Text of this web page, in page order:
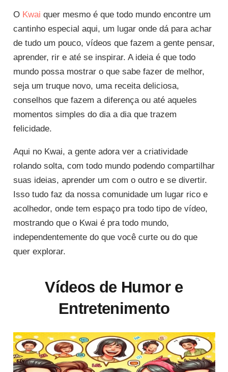
O Kwai quer mesmo é que todo mundo encontre um
cantinho especial aqui, um lugar onde dá para achar
de tudo um pouco, vídeos que fazem a gente pensar,
aprender, rir e até se inspirar. A ideia é que todo
mundo possa mostrar o que sabe fazer de melhor,
seja um truque novo, uma receita deliciosa,
conselhos que fazem a diferença ou até aqueles
momentos simples do dia a dia que trazem
felicidade.
Aqui no Kwai, a gente adora ver a criatividade
rolando solta, com todo mundo podendo compartilhar
suas ideias, aprender um com o outro e se divertir.
Isso tudo faz da nossa comunidade um lugar rico e
acolhedor, onde tem espaço pra todo tipo de vídeo,
mostrando que o Kwai é pra todo mundo,
independentemente do que você curte ou do que
quer explorar.
Vídeos de Humor e
Entretenimento